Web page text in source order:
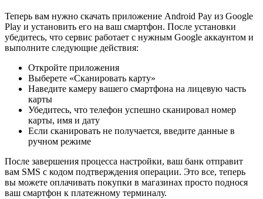
Теперь вам нужно скачать приложение Android Pay из Google
Play и установить его на ваш смартфон. После установки
убедитесь, что сервис работает с нужным Google аккаунтом и
выполните следующие действия:
Откройте приложения
Выберете «Сканировать карту»
Наведите камеру вашего смартфона на лицевую часть
карты
Убедитесь, что телефон успешно сканировал номер
карты, имя и дату
Если сканировать не получается, введите данные в
ручном режиме
После завершения процесса настройки, ваш банк отправит
вам SMS с кодом подтверждения операции. Это все, теперь
вы можете оплачивать покупки в магазинах просто поднося
ваш смартфон к платежному терминалу.